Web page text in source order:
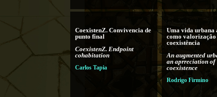
CoexistenZ. Convivencia de
punto final
CoexistenZ. Endpoint
cohabitation
Carlos Tapia
Uma vida urbana
como valorização
coexistência
An augmented
an aprreciation of
coexistence
Rodrigo Firmino